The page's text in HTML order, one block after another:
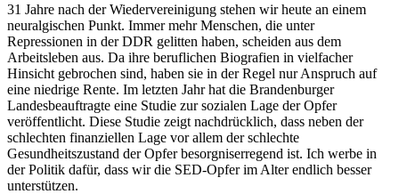
31 Jahre nach der Wiedervereinigung stehen wir heute an einem
neuralgischen Punkt. Immer mehr Menschen, die unter
Repressionen in der DDR gelitten haben, scheiden aus dem
Arbeitsleben aus. Da ihre beruflichen Biografien in vielfacher
Hinsicht gebrochen sind, haben sie in der Regel nur Anspruch auf
eine niedrige Rente. Im letzten Jahr hat die Brandenburger
Landesbeauftragte eine Studie zur sozialen Lage der Opfer
veröffentlicht. Diese Studie zeigt nachdrücklich, dass neben der
schlechten finanziellen Lage vor allem der schlechte
Gesundheitszustand der Opfer besorgniserregend ist. Ich werbe in
der Politik dafür, dass wir die SED-Opfer im Alter endlich besser
unterstützen.